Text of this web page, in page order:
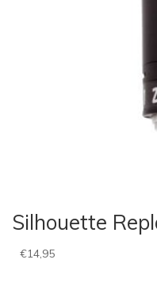
Silhouette
€14,95